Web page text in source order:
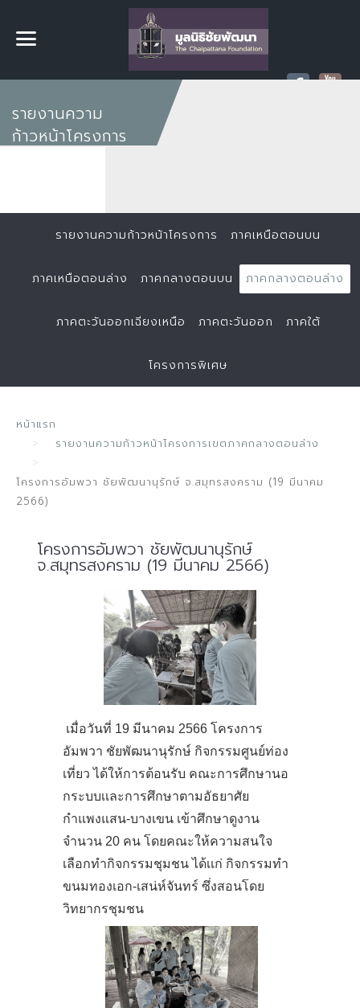
รายงานความ
ก้าวหน้าโครงการ
รายงานความก้าวหน้าโครงการ ภาคเหนือตอนบน
ภาคเหนือตอนล่าง ภาคกลางตอนบน ภาคกลางตอนล่าง
ภาคตะวันออกเฉียงเหนือ ภาคตะวันออก ภาคใต้
โครงการพิเศษ
หน้าแรก
รายงานความก้าวหน้าโครงการเขตภาคกลางตอนล่าง
โครงการอัมพวา ชัยพัฒนานุรักษ์ จ.สมุทรสงคราม (19 มีนาคม
2566)
โครงการอัมพวา ชัยพัฒนานุรักษ์
จ.สมุทรสงคราม (19 มีนาคม 2566)
เมื่อวันที่ 19 มีนาคม 2566 โครงการ
อัมพวา ชัยพัฒนานุรักษ์ กิจกรรมศูนย์ท่อง
เที่ยว ได้ให้การต้อนรับ คณะการศึกษานอ
กระบบเเละการศึกษาตามอัธยาศัย
กำแพงแสน-บางเขน เข้าศึกษาดูงาน
จำนวน 20 คน โดยคณะให้ความสนใจ
เลือกทำกิจกรรมชุมชน ได้เเก่ กิจกรรมทำ
ขนมทองเอก-เสน่ห์จันทร์ ซึ่งสอนโดย
วิทยากรชุมชน